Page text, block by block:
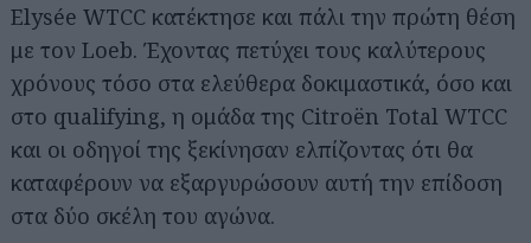
Elysée WTCC κατέκτησε και πάλι την πρώτη θέση
με τον Loeb. Έχοντας πετύχει τους καλύτερους
χρόνους τόσο στα ελεύθερα δοκιμαστικά, όσο και
στο qualifying, η ομάδα της Citroën Total WTCC
και οι οδηγοί της ξεκίνησαν ελπίζοντας ότι θα
καταφέρουν να εξαργυρώσουν αυτή την επίδοση
στα δύο σκέλη του αγώνα.